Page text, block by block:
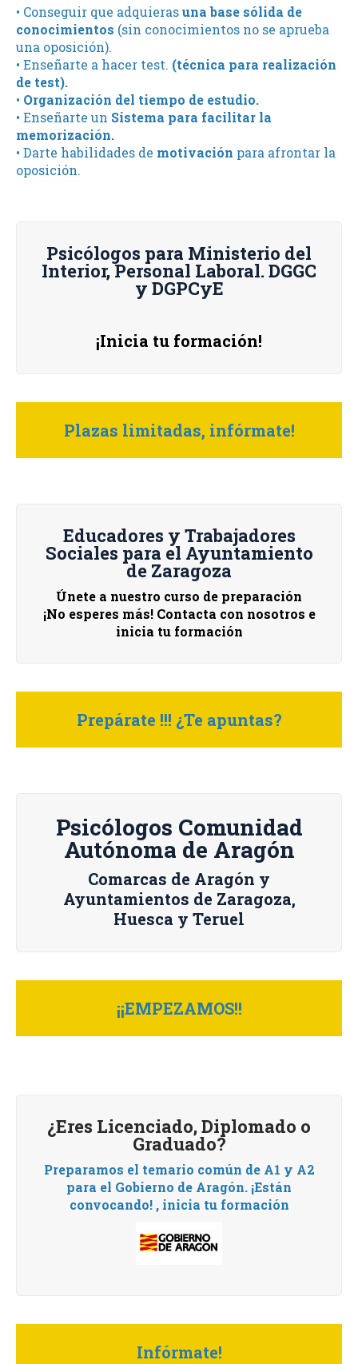
• Conseguir que adquierasuna base sólida de
conocimientos (sin conocimientos no se aprueba
una oposición).
• Enseñarte a hacer test. (técnica para realización
de test).
• Organización del tiempo de estudio.
• Enseñarte un Sistema para facilitar la
memorización.
• Darte habilidades de motivación para afrontar la
oposición.
Psicólogos para Ministerio del
Interior, Personal Laboral. DGGC
y DGPCyE
¡Inicia tu formación!
Plazas limitadas, infórmate!
Educadores y Trabajadores
Sociales para el Ayuntamiento
de Zaragoza
Únete a nuestro curso de preparación
¡No esperes más! Contacta con nosotros e
inicia tu formación
Prepárate !!! ¿Te apuntas?
Psicólogos Comunidad
Autónoma de Aragón
Comarcas de Aragón y
Ayuntamientos de Zaragoza,
Huesca y Teruel
¡¡EMPEZAMOS!!
¿Eres Licenciado, Diplomado o
Graduado?
Preparamos el temario común de A1 y A2
para el Gobierno de Aragón. ¡Están
convocando! , inicia tu formación
Infórmate!